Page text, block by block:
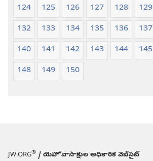
124
125 126 127 128 129
132
133 134 135 136 137
140
141 142 143 144 145
148
149 150
JW.ORG® / యెహోవాసాక్షుల అధికారిక వెబ్‌సైట్‌